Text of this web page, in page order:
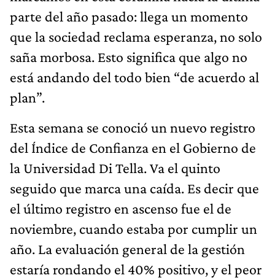
parte del año pasado: llega un momento
que la sociedad reclama esperanza, no solo
saña morbosa. Esto significa que algo no
está andando del todo bien “de acuerdo al
plan”.
Esta semana se conoció un nuevo registro
del Índice de Confianza en el Gobierno de
la Universidad Di Tella. Va el quinto
seguido que marca una caída. Es decir que
el último registro en ascenso fue el de
noviembre, cuando estaba por cumplir un
año. La evaluación general de la gestión
estaría rondando el 40% positivo, y el peor